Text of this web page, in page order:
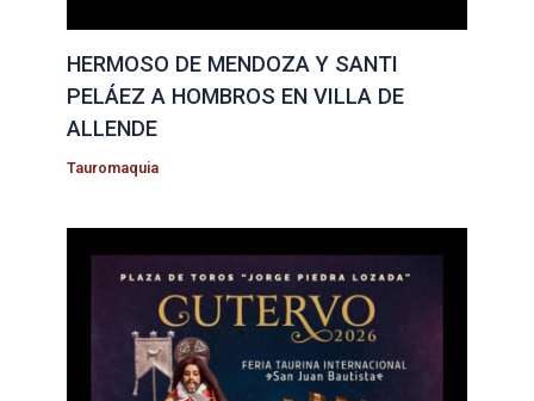
HERMOSO DE MENDOZA Y SANTI
PELÁEZ A HOMBROS EN VILLA DE
ALLENDE
Tauromaquia